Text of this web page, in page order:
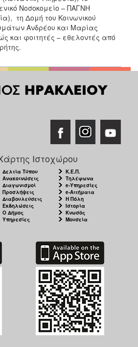
Νοσοκομείο – ΠΑΓΝΗ
τη Δομή του Κοινωνικού
Ανδρέου και Μαρίας
και φοιτητές – εθελοντές από
Ιστοχώρου
Δελτία Τύπου
Ανακοινώσεις
Διαγωνισμοί
Προσλήψεις
Διαβουλεύσεις
Εκδηλώσεις
Ο Δήμος
Υπηρεσίες
Κ.Ε.Π.
Τηλέφωνα
e-Υπηρεσίες
e-Αιτήματα
Η Πόλη
Ιστορία
Κνωσός
Μουσεία